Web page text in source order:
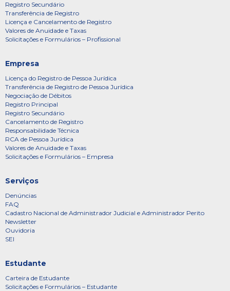
Registro Secundário
Transferência de Registro
Licença e Cancelamento de Registro
Valores de Anuidade e Taxas
Solicitações e Formulários – Profissional
Empresa
Licença do Registro de Pessoa Jurídica
Transferência de Registro de Pessoa Jurídica
Negociação de Débitos
Registro Principal
Registro Secundário
Cancelamento de Registro
Responsabilidade Técnica
RCA de Pessoa Jurídica
Valores de Anuidade e Taxas
Solicitações e Formulários – Empresa
Serviços
Denúncias
FAQ
Cadastro Nacional de Administrador Judicial e Administrador Perito
Newsletter
Ouvidoria
SEI
Estudante
Carteira de Estudante
Solicitações e Formulários – Estudante